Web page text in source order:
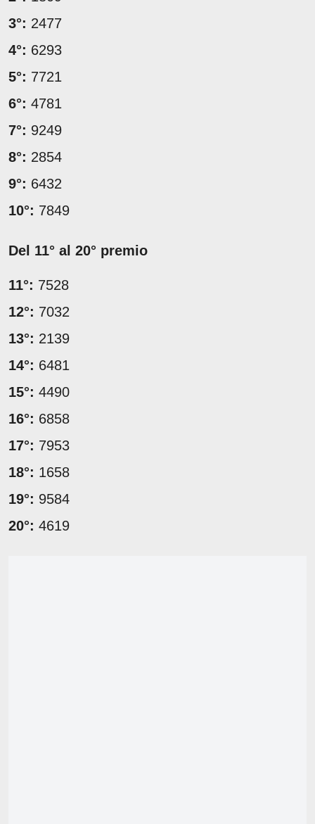
3°: 2477
4°: 6293
5°: 7721
6°: 4781
7°: 9249
8°: 2854
9°: 6432
10°: 7849
Del 11° al 20° premio
11°: 7528
12°: 7032
13°: 2139
14°: 6481
15°: 4490
16°: 6858
17°: 7953
18°: 1658
19°: 9584
20°: 4619